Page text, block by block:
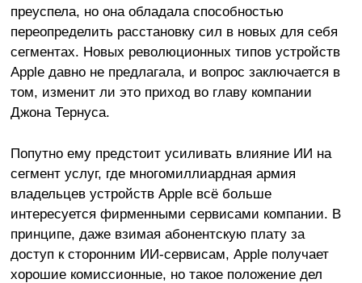
преуспела, но она обладала способностью
переопределить расстановку сил в новых для себя
сегментах. Новых революционных типов устройств
Apple давно не предлагала, и вопрос заключается в
том, изменит ли это приход во главу компании
Джона Тернуса.
Попутно ему предстоит усиливать влияние ИИ на
сегмент услуг, где многомиллиардная армия
владельцев устройств Apple всё больше
интересуется фирменными сервисами компании. В
принципе, даже взимая абонентскую плату за
доступ к сторонним ИИ-сервисам, Apple получает
хорошие комиссионные, но такое положение дел